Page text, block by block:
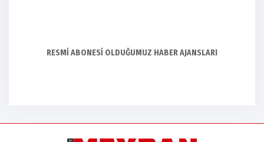
RESMİ ABONESİ OLDUĞUMUZ HABER AJANSLARI